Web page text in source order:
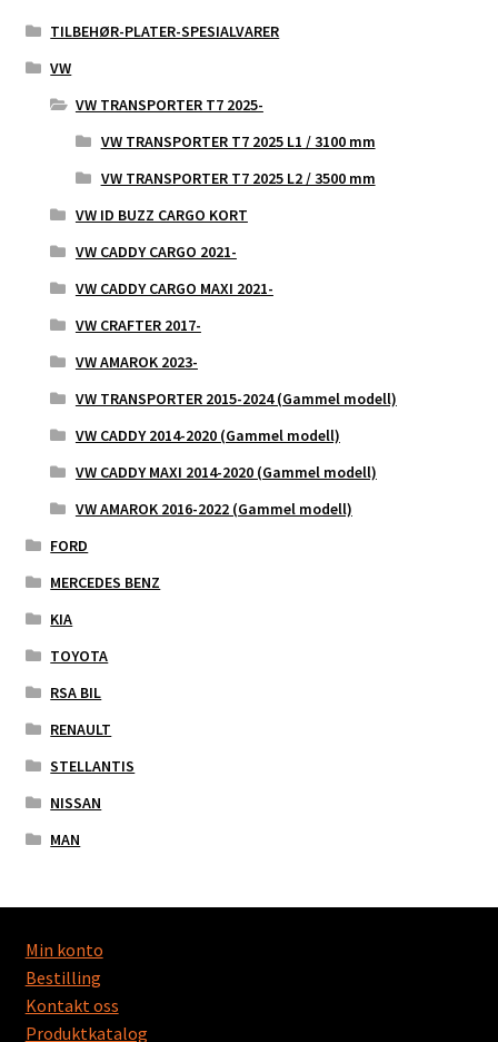
TILBEHØR-PLATER-SPESIALVARER
VW
VW TRANSPORTER T7 2025-
VW TRANSPORTER T7 2025 L1 / 3100 mm
VW TRANSPORTER T7 2025 L2 / 3500 mm
VW ID BUZZ CARGO KORT
VW CADDY CARGO 2021-
VW CADDY CARGO MAXI 2021-
VW CRAFTER 2017-
VW AMAROK 2023-
VW TRANSPORTER 2015-2024 (Gammel modell)
VW CADDY 2014-2020 (Gammel modell)
VW CADDY MAXI 2014-2020 (Gammel modell)
VW AMAROK 2016-2022 (Gammel modell)
FORD
MERCEDES BENZ
KIA
TOYOTA
RSA BIL
RENAULT
STELLANTIS
NISSAN
MAN
Min konto
Bestilling
Kontakt oss
Produktkatalog